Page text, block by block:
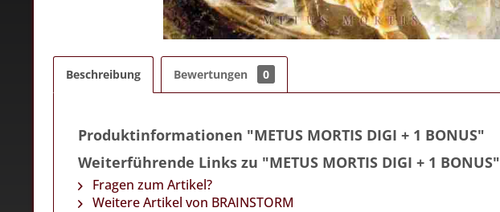
Beschreibung Bewertungen 0
Produktinformationen "METUS MORTIS DIGI + 1 BONUS"
Weiterführende Links zu "METUS MORTIS DIGI + 1 BONUS"
Fragen zum Artikel?
Weitere Artikel von BRAINSTORM